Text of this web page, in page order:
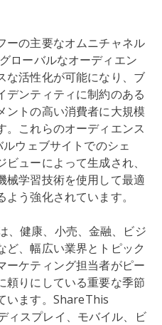
ーの主要なオムニチャネル
ローバルなオーディエン
な活性化が可能になり、ブ
デンティティに制約のある
ントの高い消費者に大規模
。これらのオーディエンス
ウェブサイトでのシェ
ューによって生成され、
械学習技術を使用して最適
う強化されています。
、健康、小売、金融、ビジ
ど、幅広い業界とトピック
ーケティング担当者がピー
頼りにしている重要な季節
います。ShareThis
ィスプレイ、モバイル、ビ